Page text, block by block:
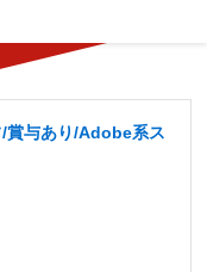
賞与あり/Adobe系ス